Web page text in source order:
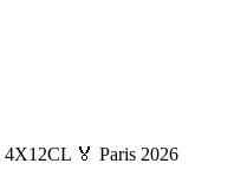
🏅 Paris 2026